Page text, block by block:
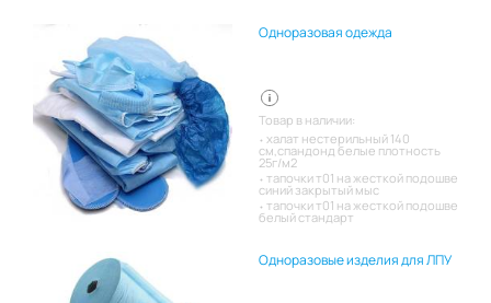
Одноразовая одежда
Товар в наличии:
халат нестерильный 140
см,спандонд белые плотность
25г/м2
тапочки т01 на жесткой подошве
синий закрытый мыс
тапочки т01 на жесткой подошве
белый стандарт
Одноразовые изделия для ЛПУ